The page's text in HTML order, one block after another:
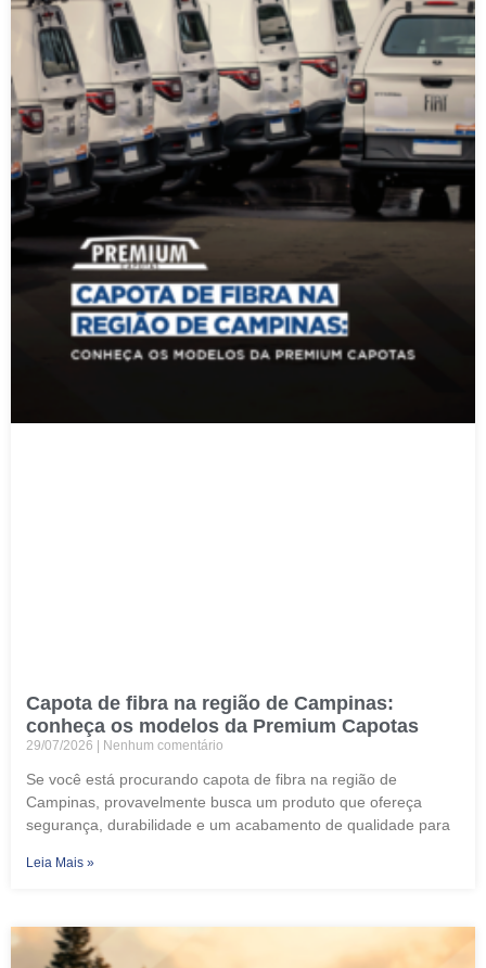
Capota de fibra na região de Campinas:
conheça os modelos da Premium Capotas
29/07/2026 Nenhum comentário
Se você está procurando capota de fibra na região de
Campinas, provavelmente busca um produto que ofereça
segurança, durabilidade e um acabamento de qualidade para
Leia Mais »